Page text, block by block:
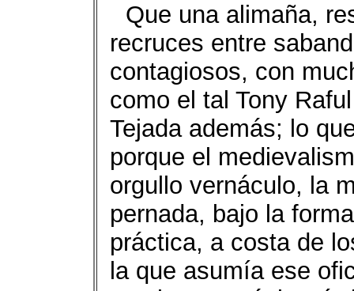
Que una alimaña,
recruces entre
contagiosos, con
como el tal Tony
Tejada además; lo
porque el
orgullo vernáculo, la
pernada, bajo la
práctica, a costa de
la que asumía ese